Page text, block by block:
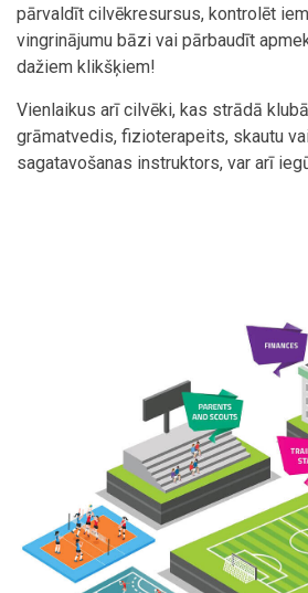
pārvaldīt cilvēkresursus, kontrolēt
vingrinājumu bāzi vai pārbaudīt
dažiem klikšķiem!
Vienlaikus arī cilvēki, kas strādā
grāmatvedis, fizioterapeits, skautu
sagatavošanas instruktors, var arī